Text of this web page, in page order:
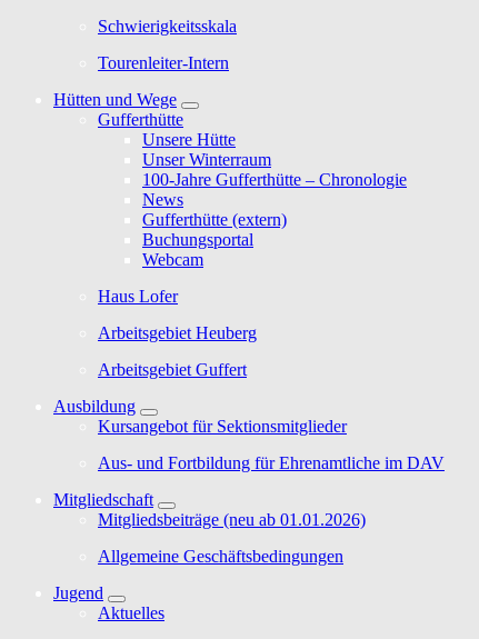
Schwierigkeitsskala
Tourenleiter-Intern
Hütten und Wege
Gufferthütte
Unsere Hütte
Unser Winterraum
100-Jahre Gufferthütte – Chronologie
News
Gufferthütte (extern)
Buchungsportal
Webcam
Haus Lofer
Arbeitsgebiet Heuberg
Arbeitsgebiet Guffert
Ausbildung
Kursangebot für Sektionsmitglieder
Aus- und Fortbildung für Ehrenamtliche im DAV
Mitgliedschaft
Mitgliedsbeiträge (neu ab 01.01.2026)
Allgemeine Geschäftsbedingungen
Jugend
Aktuelles